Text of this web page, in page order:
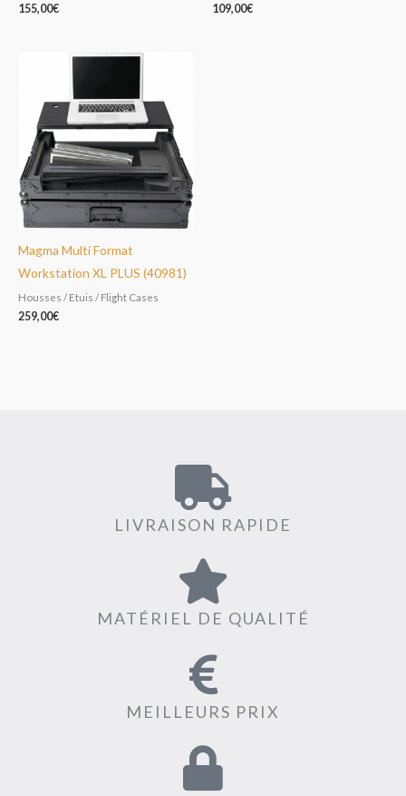
155,00€ 109,00€
Magma Multi Format
Workstation XL PLUS (40981)
Housses / Etuis / Flight Cases
259,00€
LIVRAISON RAPIDE
MATÉRIEL DE QUALITÉ
MEILLEURS PRIX